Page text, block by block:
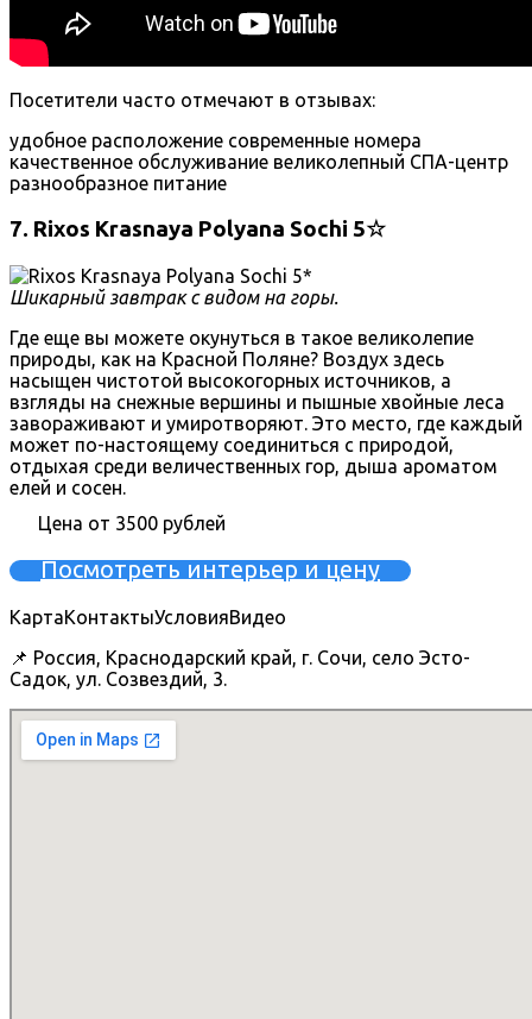
Посетители часто отмечают в отзывах:
удобное расположение современные номера
качественное обслуживание великолепный СПА-центр
разнообразное питание
7. Rixos Krasnaya Polyana Sochi 5☆
Шикарный завтрак с видом на горы.
Где еще вы можете окунуться в такое великолепие
природы, как на Красной Поляне? Воздух здесь
насыщен чистотой высокогорных источников, а
взгляды на снежные вершины и пышные хвойные леса
завораживают и умиротворяют. Это место, где каждый
может по-настоящему соединиться с природой,
отдыхая среди величественных гор, дыша ароматом
елей и сосен.
Цена от 3500 рублей
Посмотреть интерьер и цену
КартаКонтактыУсловияВидео
📌 Россия, Краснодарский край, г. Сочи, село Эсто-
Садок, ул. Созвездий, 3.